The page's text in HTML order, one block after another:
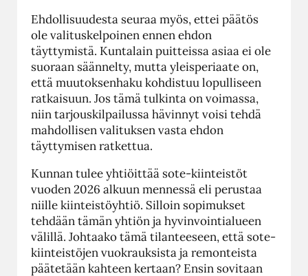
Ehdollisuudesta seuraa myös, ettei päätös
ole valituskelpoinen ennen ehdon
täyttymistä. Kuntalain puitteissa asiaa ei ole
suoraan säännelty, mutta yleisperiaate on,
että muutoksenhaku kohdistuu lopulliseen
ratkaisuun. Jos tämä tulkinta on voimassa,
niin tarjouskilpailussa hävinnyt voisi tehdä
mahdollisen valituksen vasta ehdon
täyttymisen ratkettua.
Kunnan tulee yhtiöittää sote-kiinteistöt
vuoden 2026 alkuun mennessä eli perustaa
niille kiinteistöyhtiö. Silloin sopimukset
tehdään tämän yhtiön ja hyvinvointialueen
välillä. Johtaako tämä tilanteeseen, että sote-
kiinteistöjen vuokrauksista ja remonteista
päätetään kahteen kertaan? Ensin sovitaan